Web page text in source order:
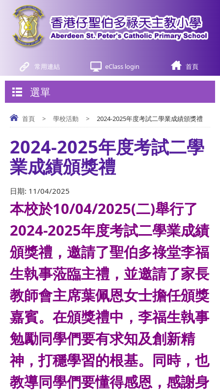
常用連結 eClass login 首頁
選單
首頁 > 學校活動 > 2024-2025年度考試二學業成績頒獎禮
2024-2025年度考試二學
業成績頒獎禮
日期: 11/04/2025
本校於10/04/2025(二)舉行了
2024-2025年度考試二學業成績
頒獎禮，邀請了聖伯多祿堂李福
生執事蒞臨主禮，並邀請了家長
教師會主席葉佩恩女士擔任頒獎
嘉賓。在頒獎禮中，李福生執事
勉勵同學們要有求知及創新精
神，打穩學習的根基。同時，也
教導同學們要懂得感恩，感謝身